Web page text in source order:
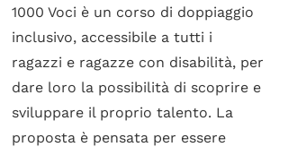
1000 Voci è un corso di doppiaggio
inclusivo, accessibile a tutti i
ragazzi e ragazze con disabilità, per
dare loro la possibilità di scoprire e
sviluppare il proprio talento. La
proposta è pensata per essere